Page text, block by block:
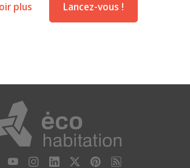
plus Lancez-vous !